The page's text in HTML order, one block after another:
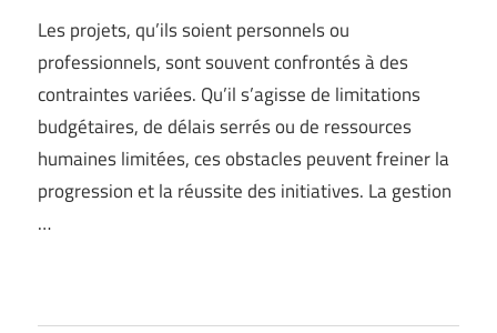
Les projets, qu’ils soient personnels ou
professionnels, sont souvent confrontés à des
contraintes variées. Qu’il s’agisse de limitations
budgétaires, de délais serrés ou de ressources
humaines limitées, ces obstacles peuvent freiner la
progression et la réussite des initiatives. La gestion
…